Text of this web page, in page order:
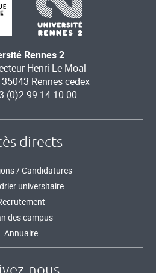
Rennes 2
Henri Le Moal
Rennes cedex
(0)2 99 14 10 00
directs
/ Candidatures
universitaire
des campus
Annuaire
nous